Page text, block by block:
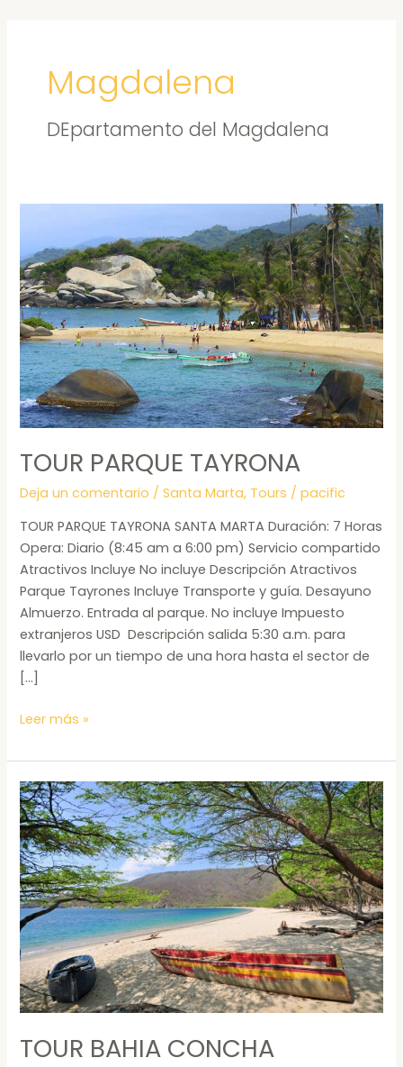
Magdalena
DEpartamento del Magdalena
TOUR PARQUE TAYRONA
Deja un comentario /Santa Marta, Tours /pacific
TOUR PARQUE TAYRONA SANTA MARTA Duración: 7 Horas
Opera: Diario (8:45 am a 6:00 pm) Servicio compartido
Atractivos Incluye No incluye Descripción Atractivos
Parque Tayrones Incluye Transporte y guía. Desayuno
Almuerzo. Entrada al parque. No incluye Impuesto
extranjeros USD Descripción salida 5:30 a.m. para
llevarlo por un tiempo de una hora hasta el sector de
[…]
TAYRONA
Leer más »
TOUR BAHIA CONCHA
TOUR
BAHIA
CONCHA